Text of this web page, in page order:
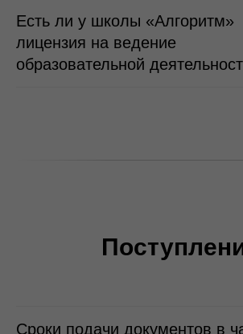
Есть ли у школы «Алгоритм»
лицензия на ведение
образовательной
Сроки подачи документов в